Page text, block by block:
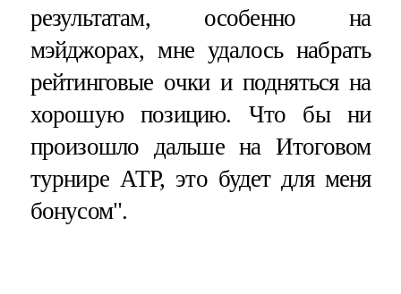
результатам, особенно на
мэйджорах, мне удалось набрать
рейтинговые очки и подняться на
хорошую позицию. Что бы ни
произошло дальше на Итоговом
турнире АТР, это будет для меня
бонусом".